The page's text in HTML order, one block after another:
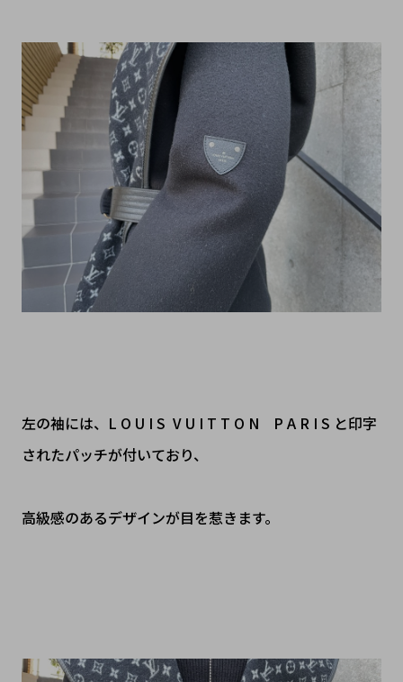
左の袖には、L O U I S V U I T T O N P A R I S と印字
されたパッチが付いており、
高級感のあるデザインが目を惹きます。